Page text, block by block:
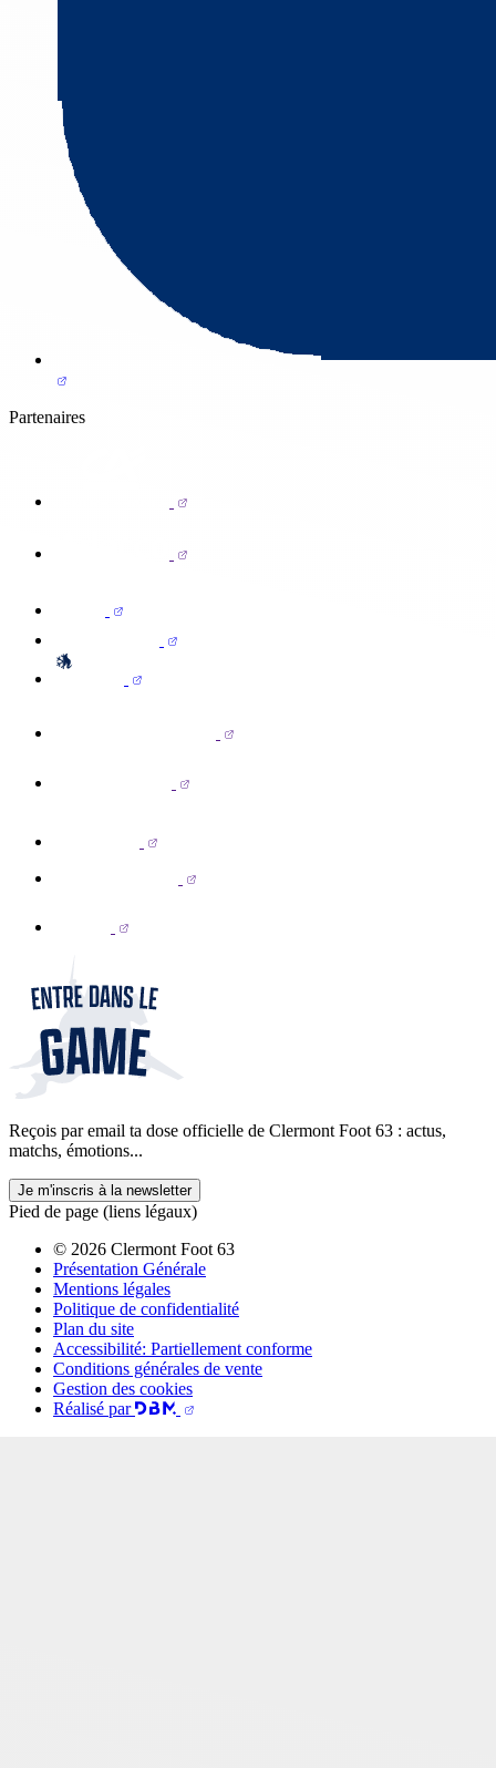
Partenaires
Reçois par email ta dose officielle de Clermont Foot 63 : actus,
matchs, émotions...
Je m'inscris à la newsletter
Pied de page (liens légaux)
© 2026 Clermont Foot 63
Présentation Générale
Mentions légales
Politique de confidentialité
Plan du site
Accessibilité: Partiellement conforme
Conditions générales de vente
Gestion des cookies
Réalisé par